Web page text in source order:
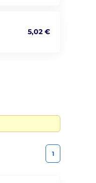
5,02 €
1